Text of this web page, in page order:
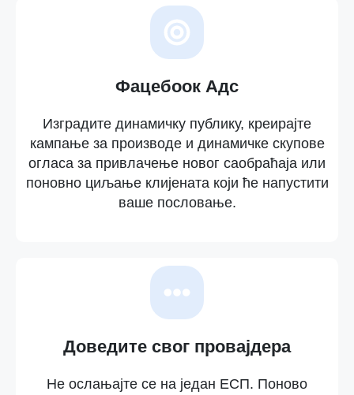
Фацебоок Адс
Изградите динамичку публику, креирајте
кампање за производе и динамичке скупове
огласа за привлачење новог саобраћаја или
поновно циљање клијената који ће напустити
ваше пословање.
Доведите свог провајдера
Не ослањајте се на један ЕСП. Поново